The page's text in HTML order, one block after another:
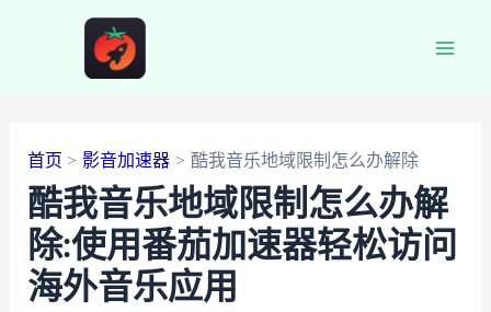
首页 影音加速器 酷我音乐地域限制怎么办解除
酷我音乐地域限制怎么办解
除:使用番茄加速器轻松访问
海外音乐应用